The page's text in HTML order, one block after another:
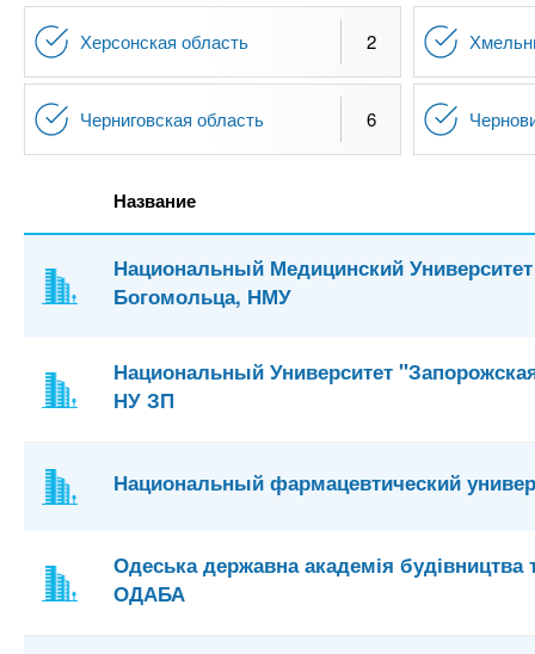
Херсонская область 2
Черниговская область 6
Название
Национальный Медицинский
Богомольца, НМУ
Национальный Университет
НУ ЗП
Национальный фармацевтический
Одеська державна академія будівництва
ОДАБА